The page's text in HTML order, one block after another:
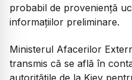
probabil de proveniență
informațiilor preliminare.
Ministerul Afacerilor
transmis că se află în